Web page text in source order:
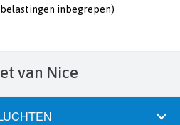
inbegrepen)
van Nice